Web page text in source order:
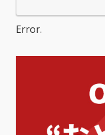
Error.